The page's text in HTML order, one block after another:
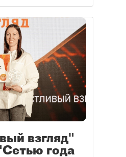
взгляд"
года